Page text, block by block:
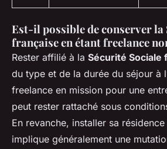
Est-il possible de conserver la
française en étant freelance
Rester affilié à la Sécurité Sociale
du type et de la durée du séjour à
freelance en mission pour une
peut rester rattaché sous
En revanche, installer sa
implique généralement une